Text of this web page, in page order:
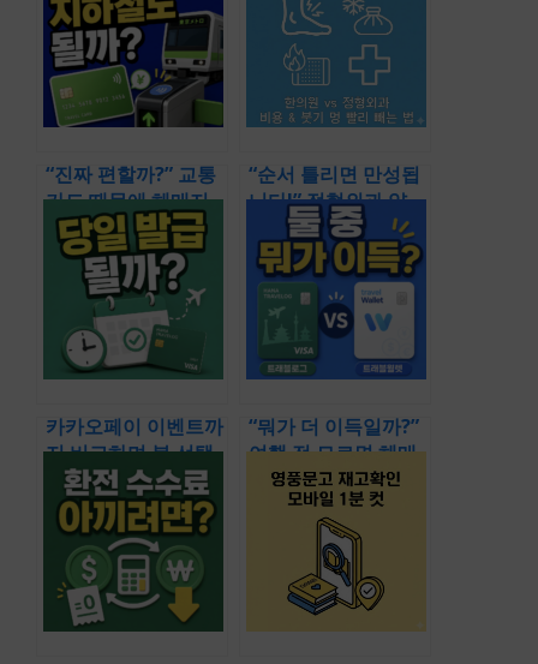
양제 빌베리 파일럿
약국 치료 후기)
로그 사용법 체크카
드 환전 수수료)
“진짜 편할까?” 교통
카드 때문에 헤매지
않는 여행의 핵심 정
리 (하나 트래블로그
체크카드 일본 결제
지하철 사용법)
“순서 틀리면 만성됩
니다!” 정형외과 약
치료 비용부터 처방
& 파스 멍 보호대 관
리법까지 총 정리 (발
목 접질렀을 때 찜질
병원 한의원 붓기 통
증)
카카오페이 이벤트까
지 비교하며 본 선택
기준 (하나 트래블로
그 혜택 체크카드 당
일 발급 받는법)
“뭐가 더 이득일까?”
여행 전 모르면 헤매
는 사용법 & 결제 비
교 총정리 (트래블로
그 트래블월렛 일본
차이 비교)